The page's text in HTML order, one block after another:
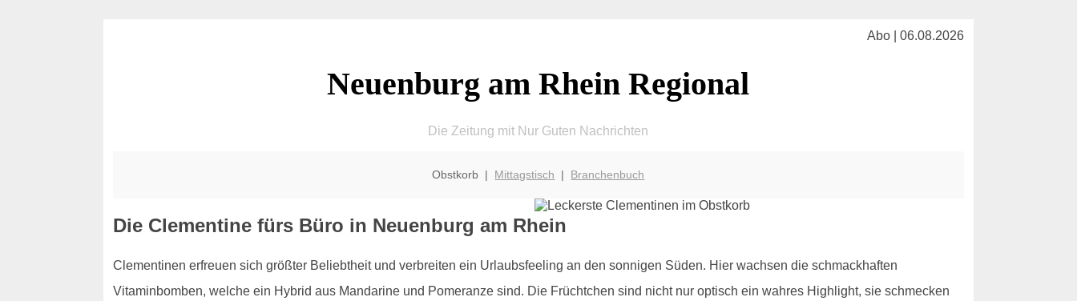
Abo | 06.08.2026
Neuenburg am Rhein Regional
Die Zeitung mit Nur Guten Nachrichten
Obstkorb | Mittagstisch | Branchenbuch
Die Clementine fürs Büro in Neuenburg am Rhein
Clementinen erfreuen sich größter Beliebtheit und verbreiten ein Urlaubsfeeling an den sonnigen Süden. Hier wachsen die schmackhaften
Vitaminbomben, welche ein Hybrid aus Mandarine und Pomeranze sind. Die Früchtchen sind nicht nur optisch ein wahres Highlight, sie schmecken